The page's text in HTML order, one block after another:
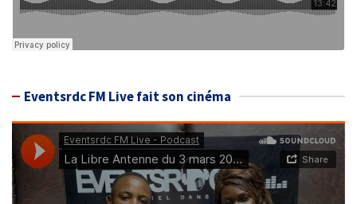
Eventsrdc FM Live fait son cinéma